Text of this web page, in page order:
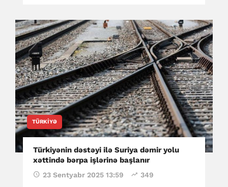
TÜRKIYƏ
Türkiyənin dəstəyi ilə Suriya dəmir yolu
xəttində bərpa işlərinə başlanır
23 Sentyabr 2025 13:59 349